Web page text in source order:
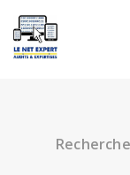
au
contenu